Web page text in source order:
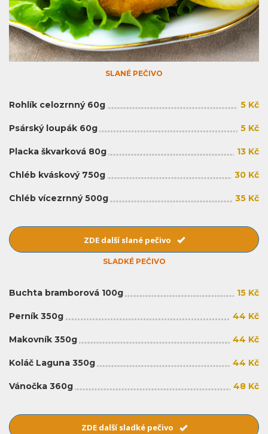
SLANÉ PEČIVO
Rohlík celozrnný 60g 5 Kč
Psárský loupák 60g 5 Kč
Placka škvarková 80g 13 Kč
Chléb kváskový 750g 30 Kč
Chléb vícezrnný 500g 35 Kč
ZDE další slané pečivo
SLADKÉ PEČIVO
Buchta bramborová 100g 15 Kč
Perník 350g 44 Kč
Makovník 350g 44 Kč
Koláč Laguna 350g 44 Kč
Vánočka 360g 48 Kč
ZDE další sladké pečivo